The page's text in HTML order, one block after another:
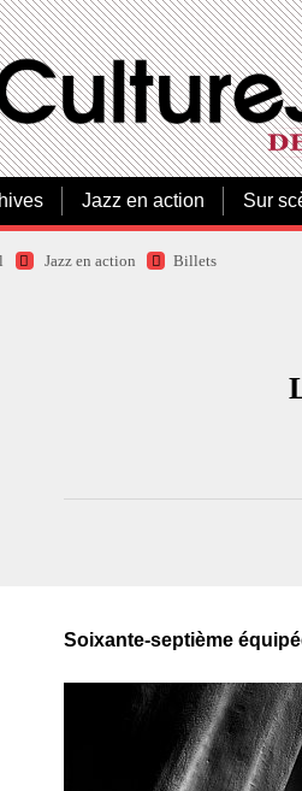
Jazz en action Sur
Jazz en action Billets
Soixante-septième